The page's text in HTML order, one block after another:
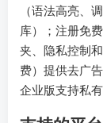
（语法高亮、
库）；注册免
夹、隐私控制
费）提供去广
企业版支持私